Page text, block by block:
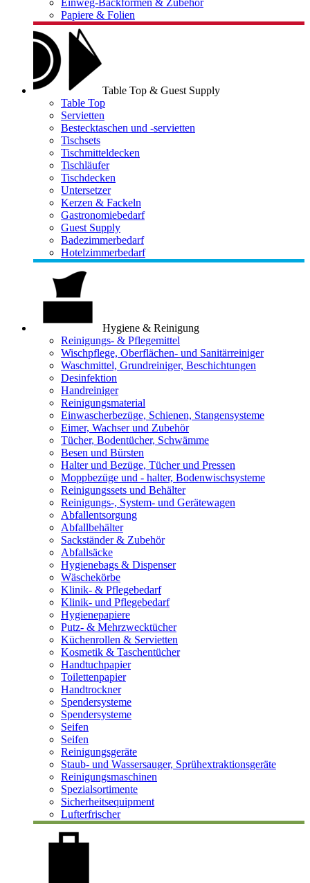
Einweg-Backformen & Zubehör
Papiere & Folien
Table Top & Guest Supply
Table Top
Servietten
Bestecktaschen und -servietten
Tischsets
Tischmitteldecken
Tischläufer
Tischdecken
Untersetzer
Kerzen & Fackeln
Gastronomiebedarf
Guest Supply
Badezimmerbedarf
Hotelzimmerbedarf
Hygiene & Reinigung
Reinigungs- & Pflegemittel
Wischpflege, Oberflächen- und Sanitärreiniger
Waschmittel, Grundreiniger, Beschichtungen
Desinfektion
Handreiniger
Reinigungsmaterial
Einwascherbezüge, Schienen, Stangensysteme
Eimer, Wachser und Zubehör
Tücher, Bodentücher, Schwämme
Besen und Bürsten
Halter und Bezüge, Tücher und Pressen
Moppbezüge und - halter, Bodenwischsysteme
Reinigungssets und Behälter
Reinigungs-, System- und Gerätewagen
Abfallentsorgung
Abfallbehälter
Sackständer & Zubehör
Abfallsäcke
Hygienebags & Dispenser
Wäschekörbe
Klinik- & Pflegebedarf
Klinik- und Pflegebedarf
Hygienepapiere
Putz- & Mehrzwecktücher
Küchenrollen & Servietten
Kosmetik & Taschentücher
Handtuchpapier
Toilettenpapier
Handtrockner
Spendersysteme
Spendersysteme
Seifen
Seifen
Reinigungsgeräte
Staub- und Wassersauger, Sprühextraktionsgeräte
Reinigungsmaschinen
Spezialsortimente
Sicherheitsequipment
Lufterfrischer